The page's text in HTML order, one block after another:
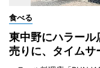
食べる
東中野にハラー
売りに、タイムサ